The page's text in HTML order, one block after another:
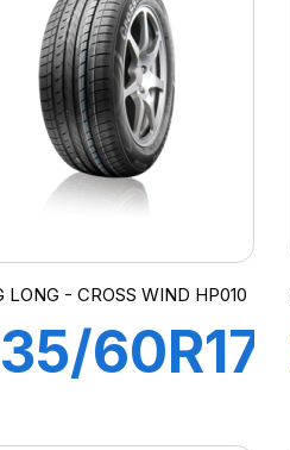
4X4
LONG - CROSS WIND HP010
60R17